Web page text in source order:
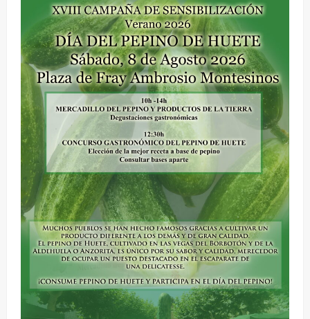
ó
n
d
e
e
n
t
r
d